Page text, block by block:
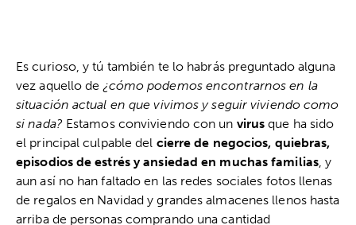
Es curioso, y tú también te lo habrás preguntado alguna
vez aquello de¿cómo podemos encontrarnos en la
situación actual en que vivimos y seguir viviendo como
si nada? Estamos conviviendo con un virus que ha sido
el principal culpable del cierre de negocios, quiebras,
episodios de estrés y ansiedad en muchas familias, y
aun así no han faltado en las redes sociales fotos llenas
de regalos en Navidad y grandes almacenes llenos hasta
arriba de personas comprando una cantidad